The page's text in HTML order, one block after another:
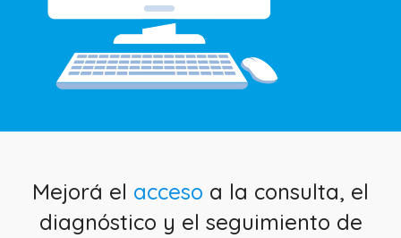
Mejorá el acceso a la consulta, el
diagnóstico y el seguimiento de